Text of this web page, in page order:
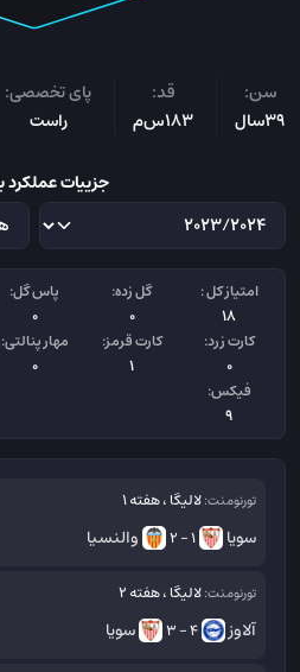
سن:
39سال
قد:
183س‌م
پای تخصصی:
راست
جزییات عملکرد
امتیاز کل :
18
گل زده:
0
پاس گل:
0
کارت زرد:
0
کارت قرمز:
1
مهار پنالتی:
0
فیکس:
9
تورنومنت:لالیگا ، هفته 1
سویا 1 - 2 والنسیا
تورنومنت:لالیگا ، هفته 2
آلاوز 4 - 3 سویا